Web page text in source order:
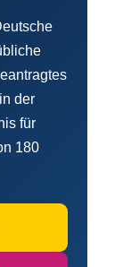
der
für
180